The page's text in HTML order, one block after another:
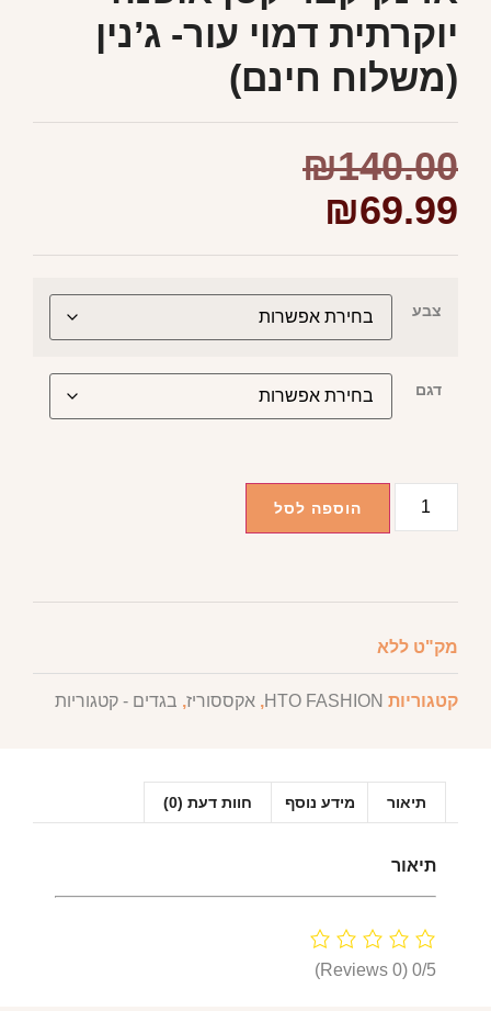
יוקרתית דמוי עור- ג’נין
(משלוח חינם)
₪140.00
₪69.99
צבע
דגם
הוספה לסל
מק"ט ללא
קטגוריות HTO FASHION
, אקססוריז, בגדים - קטגוריות
תיאור מידע נוסף חוות דעת (0)
תיאור
0/5
(0 Reviews)